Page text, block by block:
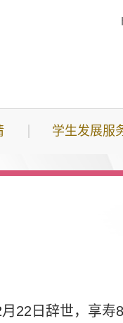
学生发展服
22日辞世，享寿